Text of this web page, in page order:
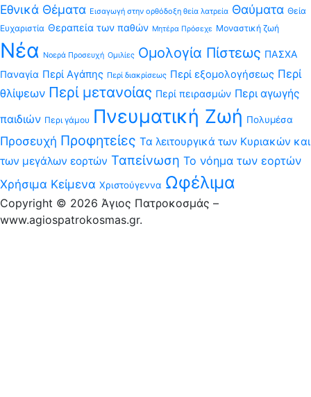
Εθνικά Θέματα Εισαγωγή στην ορθόδοξη θεία λατρεία Θαύματα Θεία
Ευχαριστία Θεραπεία των παθών Μητέρα Πρόσεχε Μοναστική ζωή
Νέα Νοερά Προσευχή Ομιλίες Ομολογία Πίστεως ΠΑΣΧΑ
Παναγία Περί Αγάπης Περί διακρίσεως Περί εξομολογήσεως Περί
θλίψεων Περί μετανοίας Περί πειρασμών Περι αγωγής
παιδιών Περι γάμου Πνευματική Ζωή Πολυμέσα
Προσευχή Προφητείες Τα λειτουργικά των Κυριακών και
των μεγάλων εορτών Ταπείνωση Το νόημα των εορτών
Χρήσιμα Κείμενα Χριστούγεννα Ωφέλιμα
Copyright © 2026 Άγιος Πατροκοσμάς –
www.agiospatrokosmas.gr.